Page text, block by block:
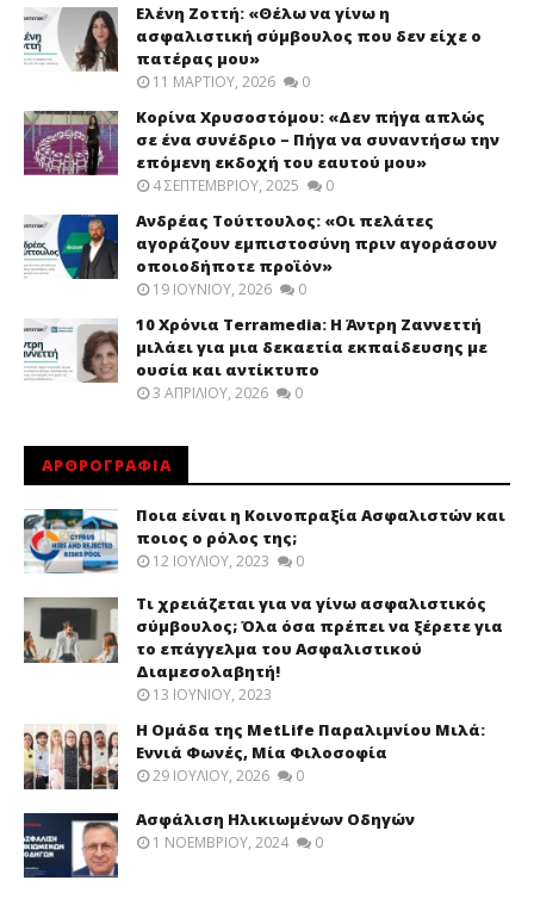
Ελένη Ζοττή: «Θέλω να γίνω η
ασφαλιστική σύμβουλος που δεν είχε ο
πατέρας μου»
11 ΜΑΡΤΊΟΥ, 2026 0
Κορίνα Χρυσοστόμου: «Δεν πήγα απλώς
σε ένα συνέδριο – Πήγα να συναντήσω την
επόμενη εκδοχή του εαυτού μου»
4 ΣΕΠΤΕΜΒΡΊΟΥ, 2025 0
Ανδρέας Τούττουλος: «Οι πελάτες
αγοράζουν εμπιστοσύνη πριν αγοράσουν
οποιοδήποτε προϊόν»
19 ΙΟΥΝΊΟΥ, 2026 0
10 Χρόνια Terramedia: Η Άντρη Ζαννεττή
μιλάει για μια δεκαετία εκπαίδευσης με
ουσία και αντίκτυπο
3 ΑΠΡΙΛΊΟΥ, 2026 0
ΑΡΘΡΟΓΡΑΦΙΑ
Ποια είναι η Κοινοπραξία Ασφαλιστών και
ποιος ο ρόλος της;
12 ΙΟΥΛΊΟΥ, 2023 0
Τι χρειάζεται για να γίνω ασφαλιστικός
σύμβουλος; Όλα όσα πρέπει να ξέρετε για
το επάγγελμα του Ασφαλιστικού
Διαμεσολαβητή!
13 ΙΟΥΝΊΟΥ, 2023
Η Ομάδα της MetLife Παραλιμνίου Μιλά:
Εννιά Φωνές, Μία Φιλοσοφία
29 ΙΟΥΛΊΟΥ, 2026 0
Ασφάλιση Ηλικιωμένων Οδηγών
1 ΝΟΕΜΒΡΊΟΥ, 2024 0